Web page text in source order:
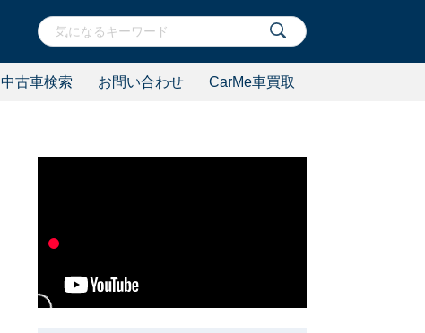
中古車検索 お問い合わせ CarMe車買取